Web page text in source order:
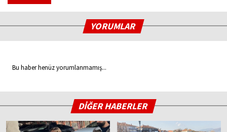
YORUMLAR
Bu haber henüz yorumlanmamış...
DİĞER HABERLER